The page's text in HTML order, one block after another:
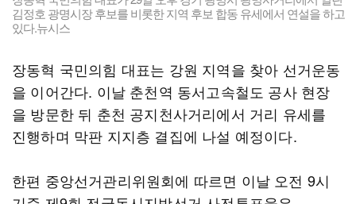
김정호 광명시장 후보를 비롯한 지역 후보 합동 유세에서 연설을 하고
있다.뉴시스
장동혁 국민의힘 대표는 강원 지역을 찾아 선거운동
을 이어간다. 이날 춘천역 동서고속철도 공사 현장
을 방문한 뒤 춘천 공지천사거리에서 거리 유세를
진행하며 막판 지지층 결집에 나설 예정이다.
한편 중앙선거관리위원회에 따르면 이날 오전 9시